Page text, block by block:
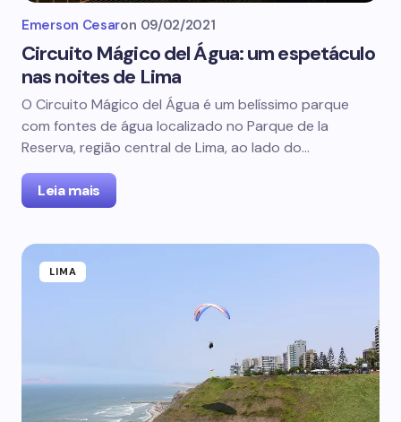
Emerson Cesaron 09/02/2021
Circuito Mágico del Água: um espetáculo
nas noites de Lima
O Circuito Mágico del Água é um belíssimo parque
com fontes de água localizado no Parque de la
Reserva, região central de Lima, ao lado do…
Leia mais
LIMA